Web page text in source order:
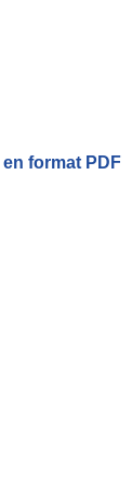
en format PDF